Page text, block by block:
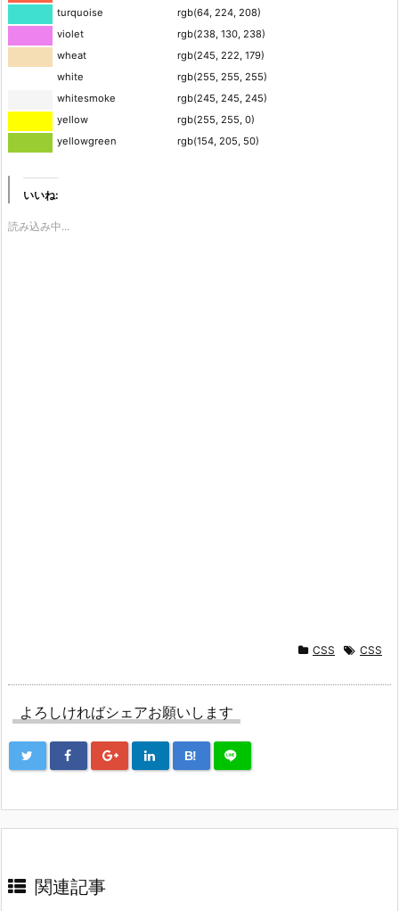
turquoise
rgb(64, 224, 208)
violet
rgb(238, 130, 238)
wheat
rgb(245, 222, 179)
white
rgb(255, 255, 255)
whitesmoke
rgb(245, 245, 245)
yellow
rgb(255, 255, 0)
yellowgreen
rgb(154, 205, 50)
いいね:
読み込み中...
CSS CSS
よろしければシェアお願いします
B!
関連記事